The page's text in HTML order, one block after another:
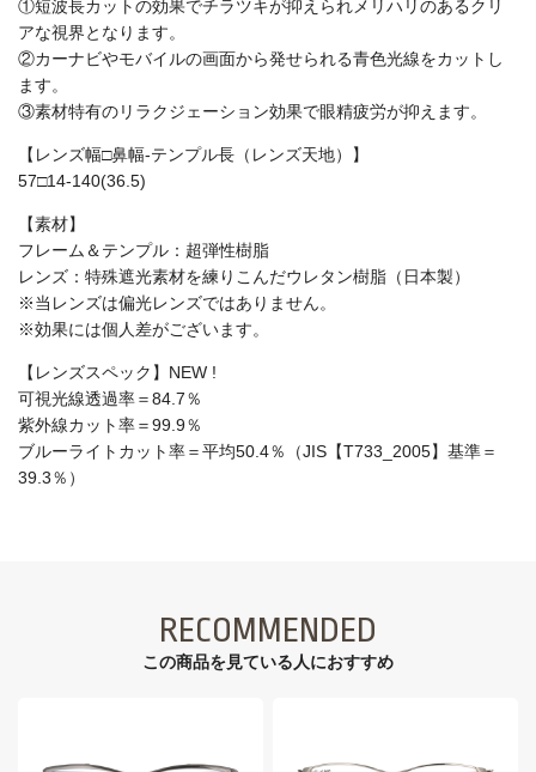
①短波長カットの効果でチラツキが抑えられメリハリのあるクリ
アな視界となります。
②カーナビやモバイルの画面から発せられる青色光線をカットし
ます。
③素材特有のリラクジェーション効果で眼精疲労が抑えます。
【レンズ幅□鼻幅-テンプル長（レンズ天地）】
57□14-140(36.5)
【素材】
フレーム＆テンプル：超弾性樹脂
レンズ：特殊遮光素材を練りこんだウレタン樹脂（日本製）
※当レンズは偏光レンズではありません。
※効果には個人差がございます。
【レンズスペック】NEW !
可視光線透過率＝84.7％
紫外線カット率＝99.9％
ブルーライトカット率＝平均50.4％（JIS【T733_2005】基準＝
39.3％）
RECOMMENDED
この商品を見ている⼈におすすめ